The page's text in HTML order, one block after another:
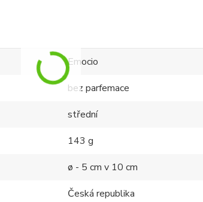
Emocio
bez parfemace
střední
143 g
ø - 5 cm v 10 cm
Česká republika